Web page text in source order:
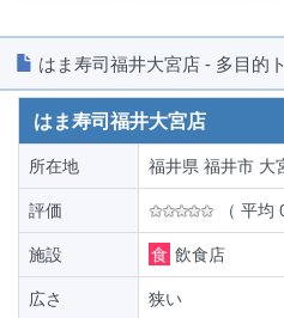
はま寿司福井大宮店 - 多目的
はま寿司福井大宮店
所在地
福井県 福井市 大
評価
（ 平均
施設
食 飲食店
広さ
狭い